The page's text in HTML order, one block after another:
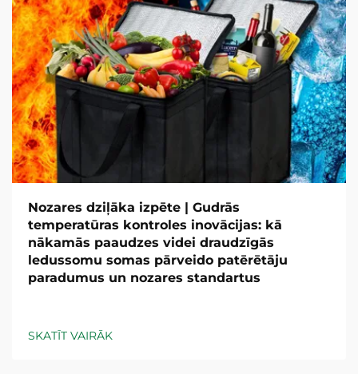
Nozares dziļāka izpēte | Gudrās
temperatūras kontroles inovācijas: kā
nākamās paaudzes videi draudzīgās
ledussomu somas pārveido patērētāju
paradumus un nozares standartus
SKATĪT VAIRĀK